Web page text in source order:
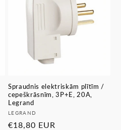
Spraudnis elektriskām plītīm /
cepeškrāsnīm, 3P+E, 20A,
Legrand
Pārdevējs:
LEGRAND
Parastā
€18,80 EUR